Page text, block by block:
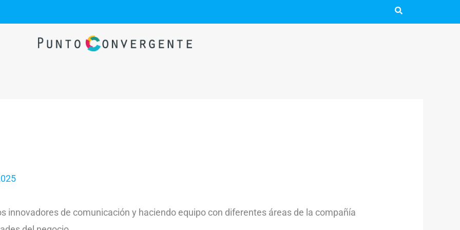
innovadores de comunicación y haciendo equipo con diferentes áreas de la compañía